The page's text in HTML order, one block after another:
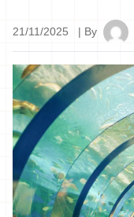
21/11/2025 | By